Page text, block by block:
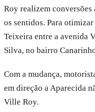
Roy realizem conversões
os sentidos. Para
Teixeira entre a avenida
Silva, no bairro
Com a mudança,
em direção a Aparecida
Ville Roy.